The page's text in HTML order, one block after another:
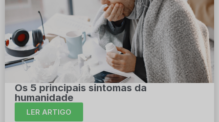
Os 5 principais sintomas da
humanidade
LER ARTIGO